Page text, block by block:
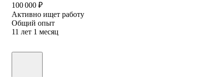
100 000 ₽
Активно ищет работу
Общий опыт
11 лет 1 месяц